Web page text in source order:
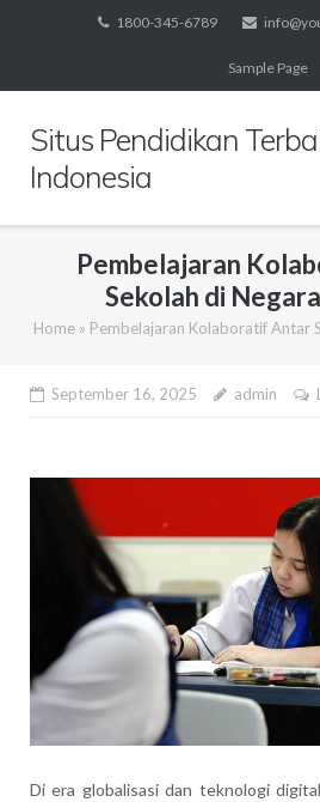
1800-345-6789
Sample Page
Situs Pendidikan
Indonesia
Pembelajaran
Sekolah di
Home» Pembelajaran Kolaboratif Antar
September 16, 2025 admin
Di era globalisasi dan teknologi